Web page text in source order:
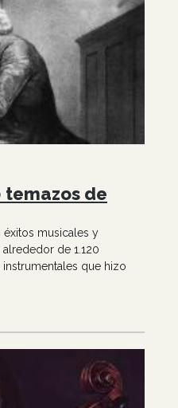
temazos de
éxitos musicales y
de 1.120
que hizo